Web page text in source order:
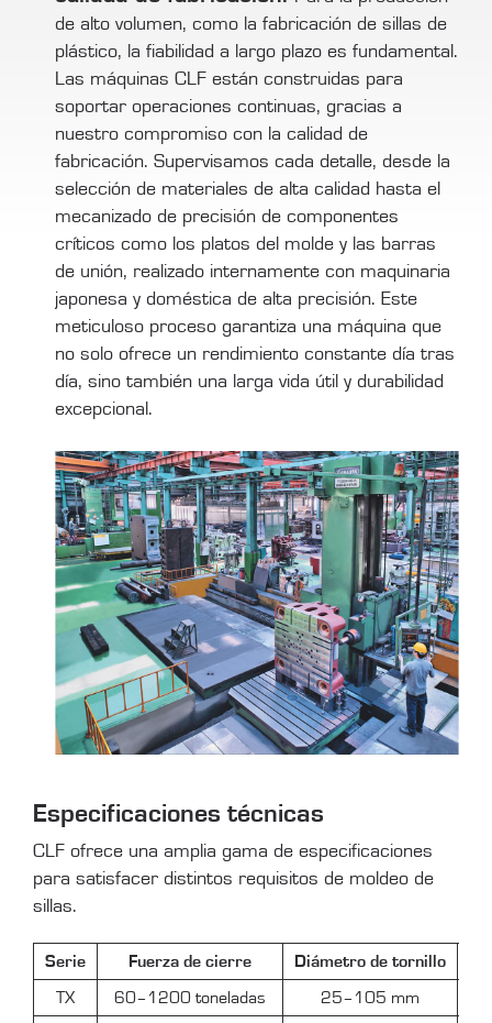
de alto volumen, como la fabricación de sillas de
plástico, la fiabilidad a largo plazo es fundamental.
Las máquinas CLF están construidas para
soportar operaciones continuas, gracias a
nuestro compromiso con la calidad de
fabricación. Supervisamos cada detalle, desde la
selección de materiales de alta calidad hasta el
mecanizado de precisión de componentes
críticos como los platos del molde y las barras
de unión, realizado internamente con maquinaria
japonesa y doméstica de alta precisión. Este
meticuloso proceso garantiza una máquina que
no solo ofrece un rendimiento constante día tras
día, sino también una larga vida útil y durabilidad
excepcional.
Especificaciones técnicas
CLF ofrece una amplia gama de especificaciones
para satisfacer distintos requisitos de moldeo de
sillas.
Serie Fuerza de cierre Diámetro de tornillo
TX 60–1200 toneladas 25–105 mm